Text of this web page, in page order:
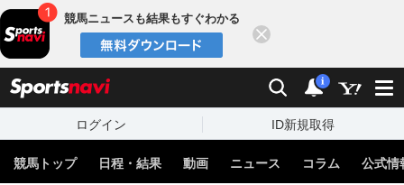
競馬ニュースも結果もすぐわかる
検索 通知
i
ログイン ID新規取得
競馬トップ 日程・結果 動画 ニュース コラム 公式情